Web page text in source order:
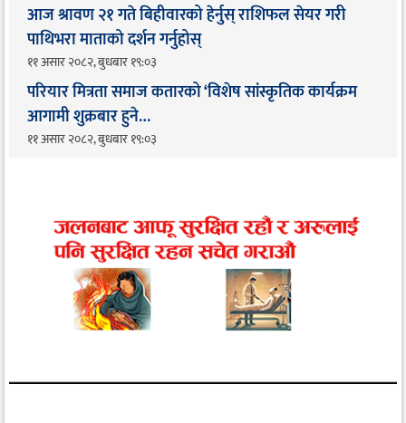
आज श्रावण २१ गते बिहीवारको हेर्नुस् राशिफल सेयर गरी
पाथिभरा माताको दर्शन गर्नुहोस्
११ असार २०८२, बुधबार १९:०३
परियार मित्रता समाज कतारको ‘विशेष सांस्कृतिक कार्यक्रम
आगामी शुक्रबार हुने…
११ असार २०८२, बुधबार १९:०३